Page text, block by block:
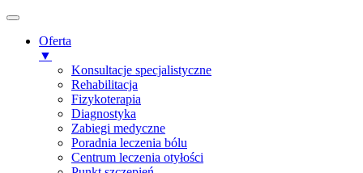
Oferta
▼
Konsultacje specjalistyczne
Rehabilitacja
Fizykoterapia
Diagnostyka
Zabiegi medyczne
Poradnia leczenia bólu
Centrum leczenia otyłości